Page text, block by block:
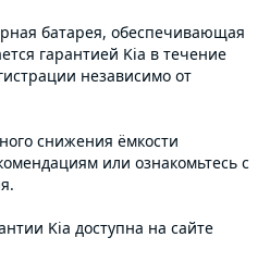
батарея, обеспечивающая
гарантией Kia в течение
независимо от
снижения ёмкости
или ознакомьтесь с
Kia доступна на сайте